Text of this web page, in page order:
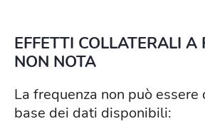
EFFETTI COLLATERALI A
NON NOTA
La frequenza non può
base dei dati disponibili: